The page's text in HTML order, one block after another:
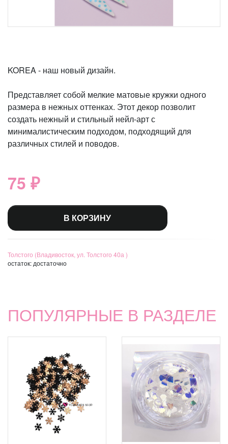
KOREA - наш новый дизайн.
Представляет собой мелкие матовые кружки одного
размера в нежных оттенках. Этот декор позволит
создать нежный и стильный нейл-арт с
минималистическим подходом, подходящий для
различных стилей и поводов.
75 ₽
В КОРЗИНУ
Толстого (Владивосток, ул. Толстого 40а )
остаток: достаточно
ПОПУЛЯРНЫЕ В РАЗДЕЛЕ